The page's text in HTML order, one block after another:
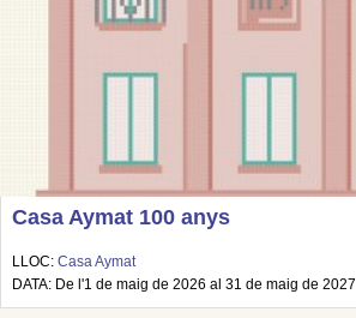
Casa Aymat 100 anys
LLOC: Casa Aymat
DATA: De l'1 de maig de 2026 al 31 de maig de 2027